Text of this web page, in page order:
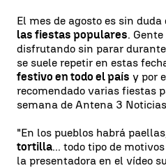
El mes de agosto es sin
las fiestas populares.
disfrutando sin parar
se suele repetir en estas
festivo en todo el país y por
recomendado varias fiestas
semana de Antena 3
"En los pueblos habrá
tortilla... todo tipo de
la presentadora en el vídeo